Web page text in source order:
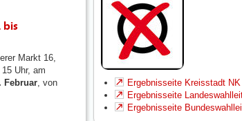
bis
Markt 16,
Uhr, am
Februar, von
Ergebnisseite Kreisstadt NK
Ergebnisseite
Ergebnisseite